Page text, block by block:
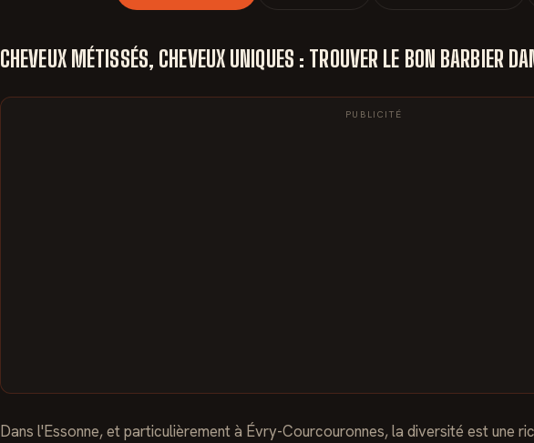
CHEVEUX MÉTISSÉS, CHEVEUX UNIQUES : TROUVER LE BON BARBIER
PUBLICITÉ
Dans l'Essonne, et particulièrement à Évry-Courcouronnes, la diversité est une